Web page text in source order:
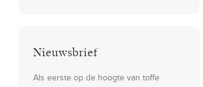
Nieuwsbrief
Als eerste op de hoogte van toffe